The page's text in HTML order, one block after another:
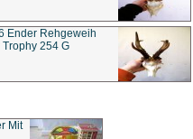
Ender Rehgeweih
Trophy 254 G
Mit